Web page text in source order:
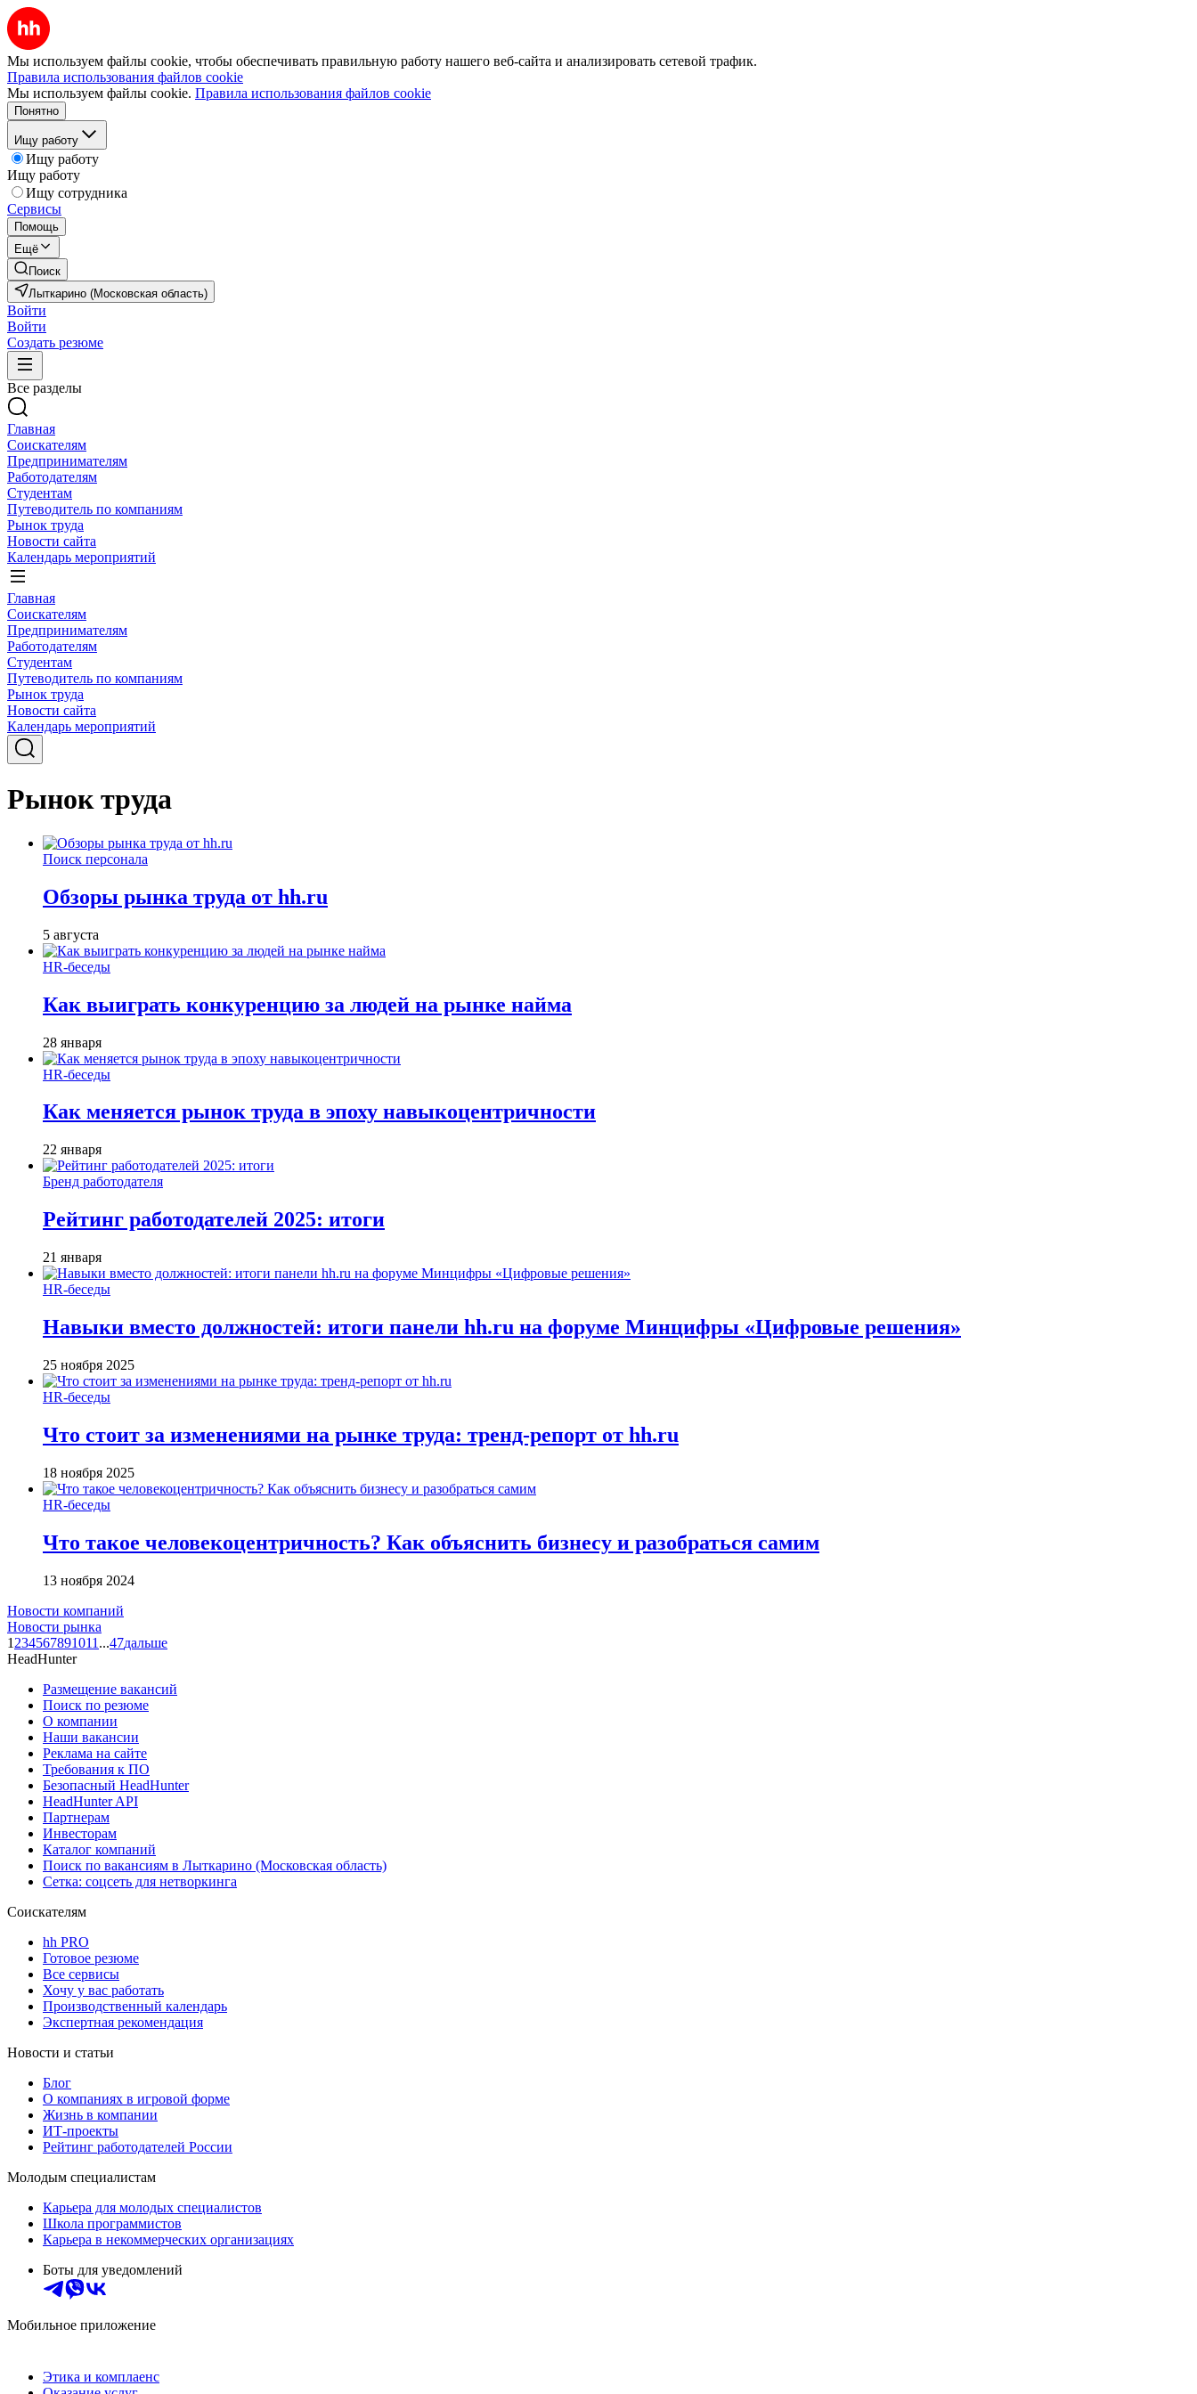
Мы используем файлы cookie, чтобы обеспечивать правильную работу нашего веб-сайта и анализировать сетевой трафик.
Правила использования файлов cookie
Мы используем файлы cookie. Правила использования файлов cookie
Понятно
Ищу работу
Ищу работу
Ищу работу
Ищу сотрудника
Сервисы
Помощь
Ещё
Поиск
Лыткарино (Московская область)
Войти
Войти
Создать резюме
Все разделы
Главная
Соискателям
Предпринимателям
Работодателям
Студентам
Путеводитель по компаниям
Рынок труда
Новости сайта
Календарь мероприятий
Главная
Соискателям
Предпринимателям
Работодателям
Студентам
Путеводитель по компаниям
Рынок труда
Новости сайта
Календарь мероприятий
Рынок труда
Поиск персонала
Обзоры рынка труда от hh.ru
5 августа
HR-беседы
Как выиграть конкуренцию за людей на рынке найма
28 января
HR-беседы
Как меняется рынок труда в эпоху навыкоцентричности
22 января
Бренд работодателя
Рейтинг работодателей 2025: итоги
21 января
HR-беседы
Навыки вместо должностей: итоги панели hh.ru на форуме Минцифры «Цифровые решения»
25 ноября 2025
HR-беседы
Что стоит за изменениями на рынке труда: тренд-репорт от hh.ru
18 ноября 2025
HR-беседы
Что такое человеко­центричность? Как объяснить бизнесу и разобраться самим
13 ноября 2024
Новости компаний
Новости рынка
1 234567891011 ...47дальше
HeadHunter
Размещение вакансий
Поиск по резюме
О компании
Наши вакансии
Реклама на сайте
Требования к ПО
Безопасный HeadHunter
HeadHunter API
Партнерам
Инвесторам
Каталог компаний
Поиск по вакансиям в Лыткарино (Московская область)
Сетка: соцсеть для нетворкинга
Соискателям
hh PRO
Готовое резюме
Все сервисы
Хочу у вас работать
Производственный календарь
Экспертная рекомендация
Новости и статьи
Блог
О компаниях в игровой форме
Жизнь в компании
ИТ-проекты
Рейтинг работодателей России
Молодым специалистам
Карьера для молодых специалистов
Школа программистов
Карьера в некоммерческих организациях
Боты для уведомлений
Мобильное приложение
Этика и комплаенс